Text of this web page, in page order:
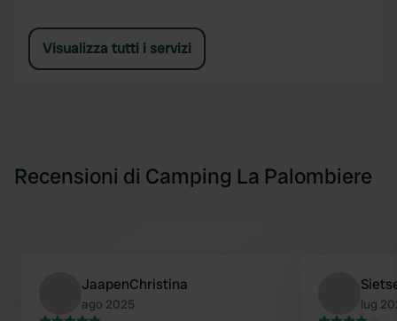
Visualizza tutti i servizi
Recensioni di Camping La Palombiere
JaapenChristina
ago 2025 lug